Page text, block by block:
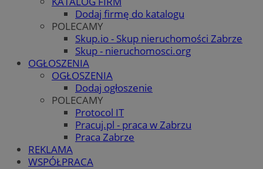
Dodaj firmę do katalogu
POLECAMY
Skup.io - Skup nieruchomości Zabrze
Skup - nieruchomosci.org
OGŁOSZENIA
OGŁOSZENIA
Dodaj ogłoszenie
POLECAMY
Protocol IT
Pracuj.pl - praca w Zabrzu
Praca Zabrze
REKLAMA
WSPÓŁPRACA